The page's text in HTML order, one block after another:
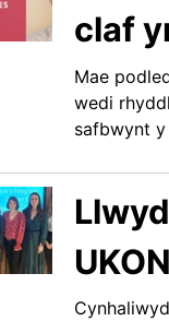
claf
Mae
wedi
safbwynt y